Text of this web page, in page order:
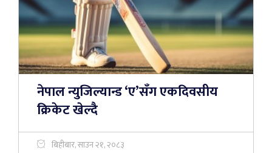
नेपाल न्युजिल्यान्ड ‘ए’सँग एकदिवसीय
क्रिकेट खेल्दै
बिहीबार, साउन २१, २०८३